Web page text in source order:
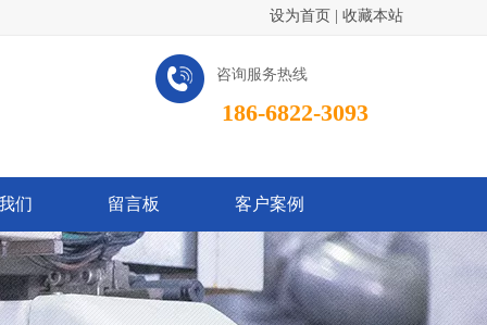
设为首页 收藏本站
186-6822-3093
咨询服务热线
们 留言板 客户案例